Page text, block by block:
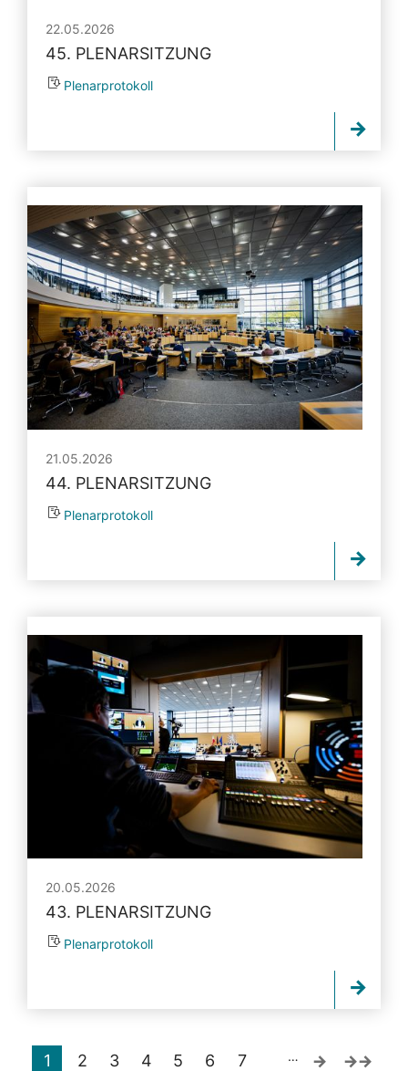
22.05.2026
45. PLENARSITZUNG
Plenarprotokoll
21.05.2026
44. PLENARSITZUNG
Plenarprotokoll
20.05.2026
43. PLENARSITZUNG
Plenarprotokoll
1 2 3 4 5 6 7 …